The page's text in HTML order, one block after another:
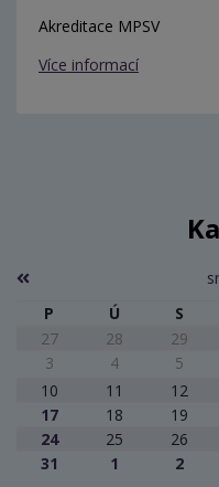
Akreditace MPSV
Více informací
P
Ú S
27
28 29
3
4 5
10 11 12
17
18 19
24
25 26
31
1 2